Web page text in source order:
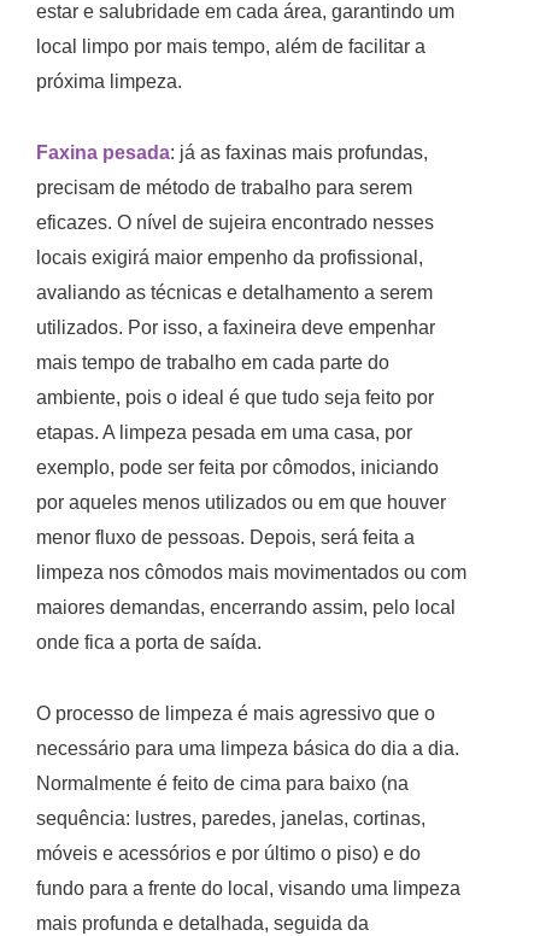
estar e salubridade em cada área, garantindo um
local limpo por mais tempo, além de facilitar a
próxima limpeza.
Faxina pesada: já as faxinas mais profundas,
precisam de método de trabalho para serem
eficazes. O nível de sujeira encontrado nesses
locais exigirá maior empenho da profissional,
avaliando as técnicas e detalhamento a serem
utilizados. Por isso, a faxineira deve empenhar
mais tempo de trabalho em cada parte do
ambiente, pois o ideal é que tudo seja feito por
etapas. A limpeza pesada em uma casa, por
exemplo, pode ser feita por cômodos, iniciando
por aqueles menos utilizados ou em que houver
menor fluxo de pessoas. Depois, será feita a
limpeza nos cômodos mais movimentados ou com
maiores demandas, encerrando assim, pelo local
onde fica a porta de saída.
O processo de limpeza é mais agressivo que o
necessário para uma limpeza básica do dia a dia.
Normalmente é feito de cima para baixo (na
sequência: lustres, paredes, janelas, cortinas,
móveis e acessórios e por último o piso) e do
fundo para a frente do local, visando uma limpeza
mais profunda e detalhada, seguida da